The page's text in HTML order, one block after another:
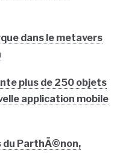
dans le metavers
plus de 250 objets
application mobile
du ParthÃ©non,